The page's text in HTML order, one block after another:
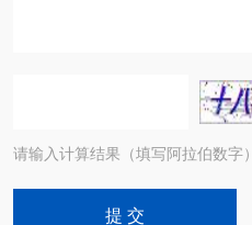
请输入计算结果（填写阿拉伯数字